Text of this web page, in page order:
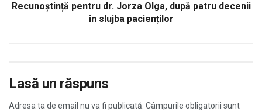
Recunoștință pentru dr. Jorza Olga, după patru decenii
în slujba pacienților
Lasă un răspuns
Adresa ta de email nu va fi publicată. Câmpurile obligatorii sunt